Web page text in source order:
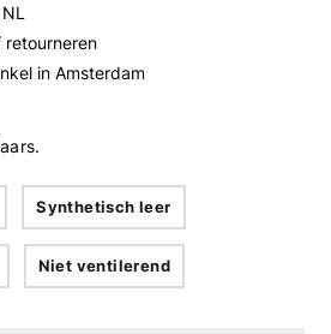
retourneren
in Amsterdam
Synthetisch leer
Niet ventilerend